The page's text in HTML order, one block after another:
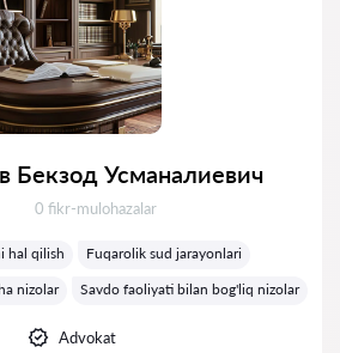
Бекзод Усманалиевич
Fikrlar:
0 fikr-mulohazalar
hal qilish
Fuqarolik sud jarayonlari
nizolar
Savdo faoliyati bilan bog'liq nizolar
Advokat